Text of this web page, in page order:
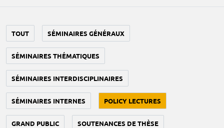
TOUT SÉMINAIRES GÉNÉRAUX
SÉMINAIRES THÉMATIQUES
SÉMINAIRES INTERDISCIPLINAIRES
SÉMINAIRES INTERNES POLICY LECTURES
GRAND PUBLIC SOUTENANCES DE THÈSE